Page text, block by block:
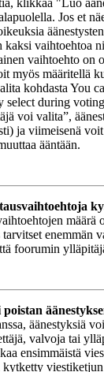
Jos et
kaksi vaihtoehtoa
vaihtoehto on
myös määritellä
kohdasta You
select during
voi valita”,
ja viimeisenä
ääntään.
määrä
tarvitset enemmän
foorumin
äänestyksiä
valvoja tai
ensimmäistä
kytketty